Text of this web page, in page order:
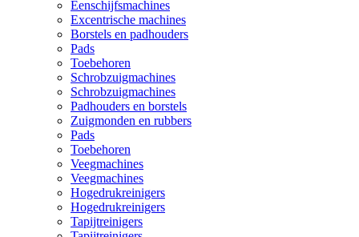
Eenschijfsmachines
Excentrische machines
Borstels en padhouders
Pads
Toebehoren
Schrobzuigmachines
Schrobzuigmachines
Padhouders en borstels
Zuigmonden en rubbers
Pads
Toebehoren
Veegmachines
Veegmachines
Hogedrukreinigers
Hogedrukreinigers
Tapijtreinigers